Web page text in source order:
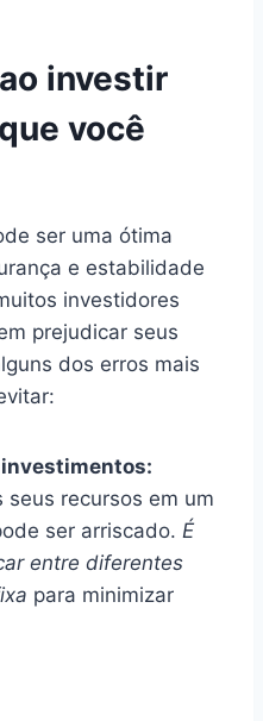
investir
você
ser uma ótima
e estabilidade
investidores
prejudicar seus
dos erros mais
recursos em um
ser arriscado. É
entre diferentes
para minimizar